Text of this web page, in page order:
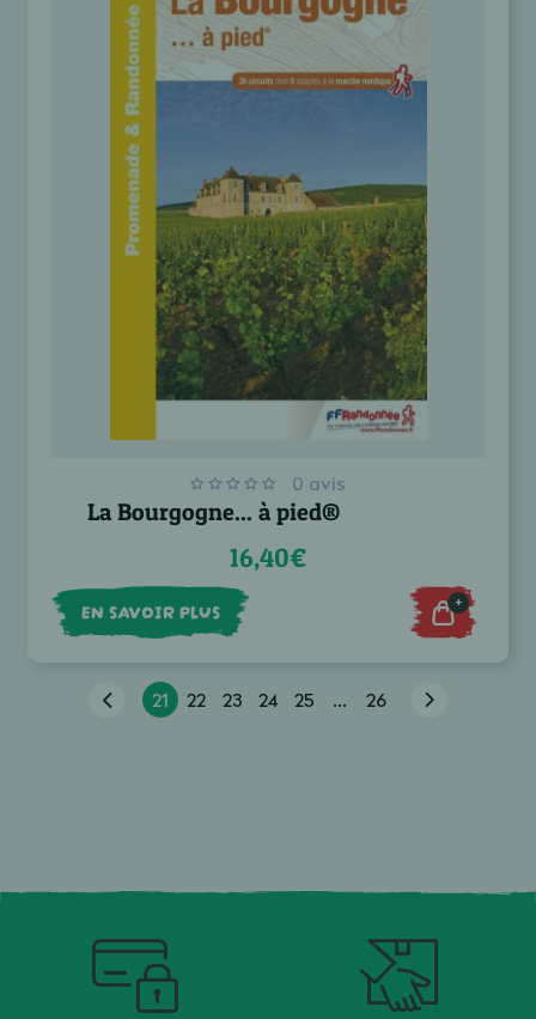
0 avis
La Bourgogne... à pied®
16,40€
EN SAVOIR PLUS +
21 22 23 24 25 ... 26